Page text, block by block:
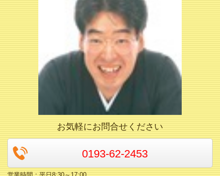
お気軽にお問合せください
0193-62-2453